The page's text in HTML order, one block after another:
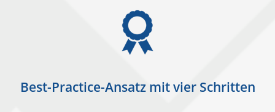
Best-Practice-Ansatz mit vier Schritten